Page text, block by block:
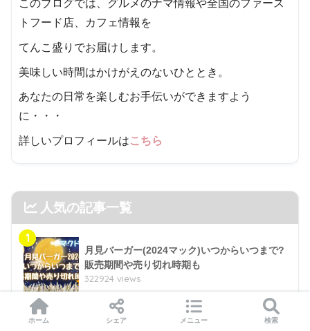
このブログでは、グルメのナマ情報や全国のファース
トフード店、カフェ情報を
てんこ盛りでお届けします。
美味しい時間はかけがえのないひととき。
あなたの日常を楽しむお手伝いができますよう
に・・・
詳しいプロフィールはこちら
人気の記事一覧
1
月見バーガー(2024マック)いつからいつまで?
販売期間や売り切れ時期も
322924 views
2
2024年10月|ミスド食べ放題[愛知県]の実施店
ホーム シェア メニュー 検索